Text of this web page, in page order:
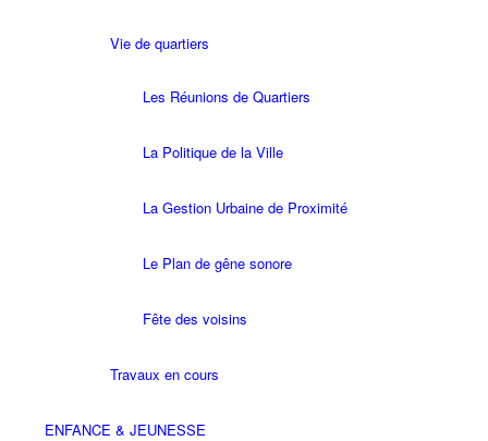
Vie de quartiers
Les Réunions de Quartiers
La Politique de la Ville
La Gestion Urbaine de Proximité
Le Plan de gêne sonore
Fête des voisins
Travaux en cours
ENFANCE & JEUNESSE